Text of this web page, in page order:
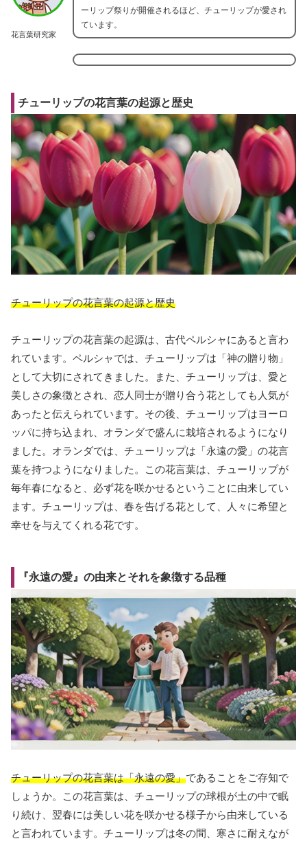
花言葉研究家
ーリップ祭りが開催されるほど、チューリップが愛され
ています。
チューリップの花言葉の起源と歴史
チューリップの花言葉の起源と歴史
チューリップの花言葉の起源は、古代ペルシャにあると言わ
れています。ペルシャでは、チューリップは「神の贈り物」
として大切にされてきました。また、チューリップは、愛と
美しさの象徴とされ、恋人同士が贈り合う花としても人気が
あったと伝えられています。その後、チューリップはヨーロ
ッパに持ち込まれ、オランダで盛んに栽培されるようになり
ました。オランダでは、チューリップは「永遠の愛」の花言
葉を持つようになりました。この花言葉は、チューリップが
毎年春になると、必ず花を咲かせるということに由来してい
ます。チューリップは、春を告げる花として、人々に希望と
幸せを与えてくれる花です。
『永遠の愛』の由来とそれを象徴する品種
チューリップの花言葉は「永遠の愛」であることをご存知で
しょうか。この花言葉は、チューリップの球根が土の中で眠
り続け、翌春には美しい花を咲かせる様子から由来している
と言われています。チューリップは冬の間、寒さに耐えなが